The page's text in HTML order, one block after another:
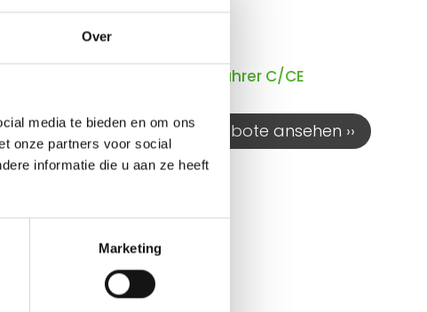
Over
media te bieden en om ons
onze partners voor social
informatie die u aan ze heeft
Marketing
Freie Stelle Fahrer C/CE
Unsere Stellenangebote ansehen ››